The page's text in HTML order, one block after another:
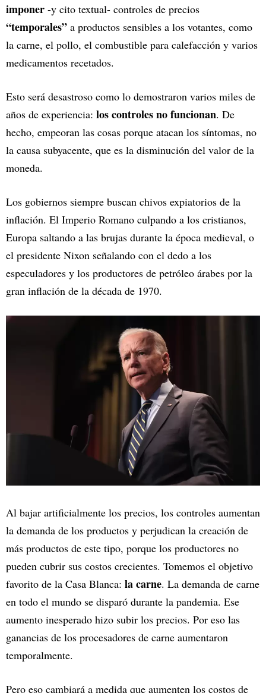
imponer -y cito textual- controles de precios
“temporales” a productos sensibles a los votantes, como
la carne, el pollo, el combustible para calefacción y varios
medicamentos recetados.
Esto será desastroso como lo demostraron varios miles de
años de experiencia: los controles no funcionan. De
hecho, empeoran las cosas porque atacan los síntomas, no
la causa subyacente, que es la disminución del valor de la
moneda.
Los gobiernos siempre buscan chivos expiatorios de la
inflación. El Imperio Romano culpando a los cristianos,
Europa saltando a las brujas durante la época medieval, o
el presidente Nixon señalando con el dedo a los
especuladores y los productores de petróleo árabes por la
gran inflación de la década de 1970.
Al bajar artificialmente los precios, los controles aumentan
la demanda de los productos y perjudican la creación de
más productos de este tipo, porque los productores no
pueden cubrir sus costos crecientes. Tomemos el objetivo
favorito de la Casa Blanca: la carne. La demanda de carne
en todo el mundo se disparó durante la pandemia. Ese
aumento inesperado hizo subir los precios. Por eso las
ganancias de los procesadores de carne aumentaron
temporalmente.
Pero eso cambiará a medida que aumenten los costos de